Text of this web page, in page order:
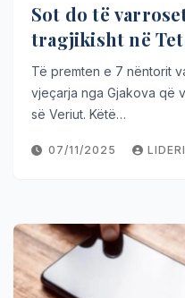
Sot do të
tragjikisht në
Të premten e 7 nëntorit
vjeçarja nga Gjakova që
së Veriut. Këtë…
07/11/2025